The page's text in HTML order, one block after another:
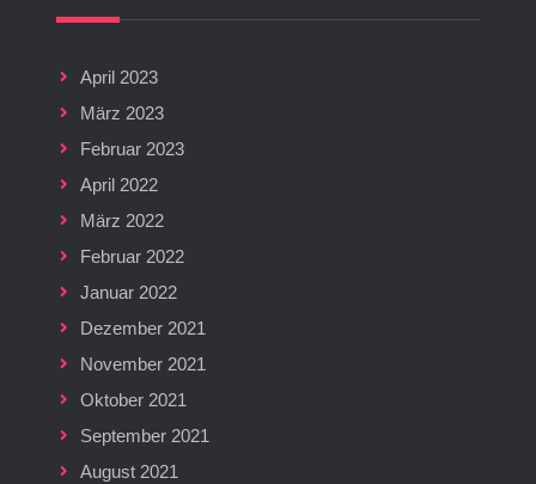
April 2023
März 2023
Februar 2023
April 2022
März 2022
Februar 2022
Januar 2022
Dezember 2021
November 2021
Oktober 2021
September 2021
August 2021